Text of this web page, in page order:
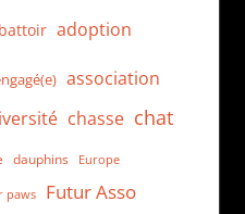
adoption
association
chasse chat
dauphins Europe
paws Futur Asso